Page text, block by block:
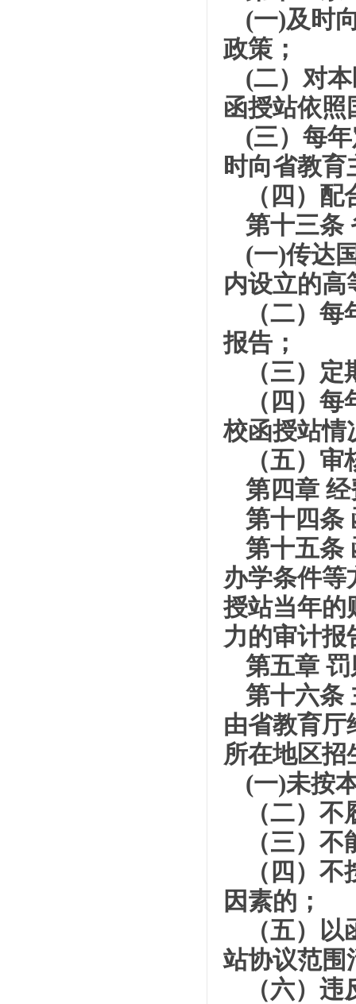
(一)及时
政策；
(二）对
函授站依照
(三）每
时向省教育
（四）
第十三条
(一)传达
内设立的高
（二）
报告；
（三）
（四）
校函授站情
（五）
第四章 经
第十四条
第十五条
办学条件等
授站当年的
力的审计报
第五章 罚
第十六条
由省教育厅
所在地区招
(一)未按
（二）
（三）
（四）
因素的；
（五）
站协议范围
（六）